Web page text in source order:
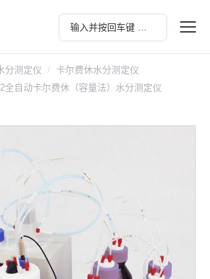
分测定仪
卡尔费休水分测定仪
全自动卡尔费休（容量法）水分测定仪